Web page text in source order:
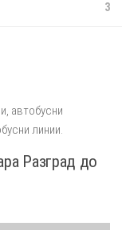
3
автобусни
линии.
Разград до